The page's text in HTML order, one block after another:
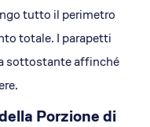
tutto il perimetro
totale. I parapetti
sottostante affinché
Porzione di